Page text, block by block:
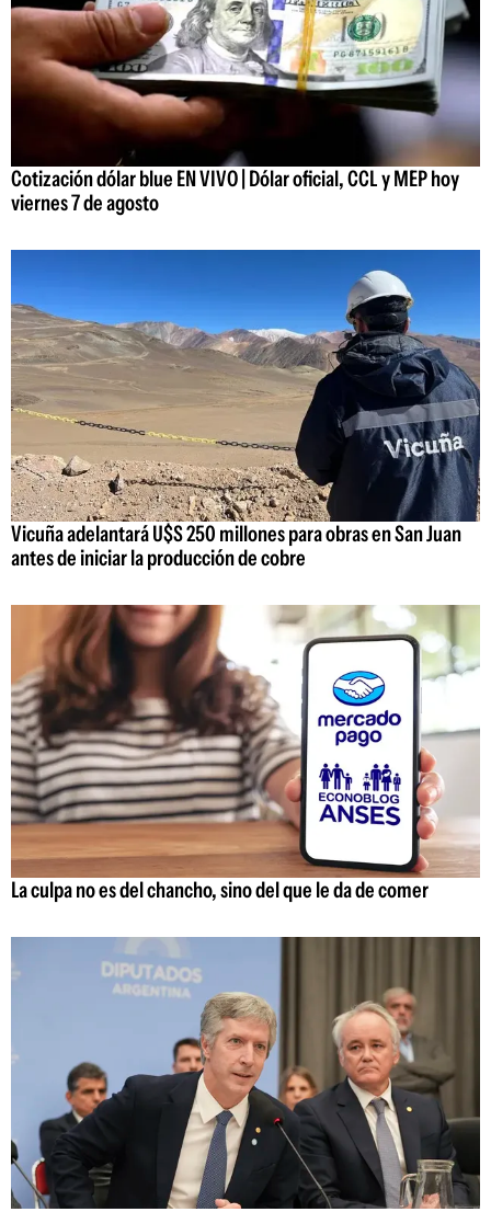
Cotización dólar blue EN VIVO | Dólar oficial, CCL y MEP hoy
viernes 7 de agosto
Vicuña adelantará U$S 250 millones para obras en San Juan
antes de iniciar la producción de cobre
La culpa no es del chancho, sino del que le da de comer